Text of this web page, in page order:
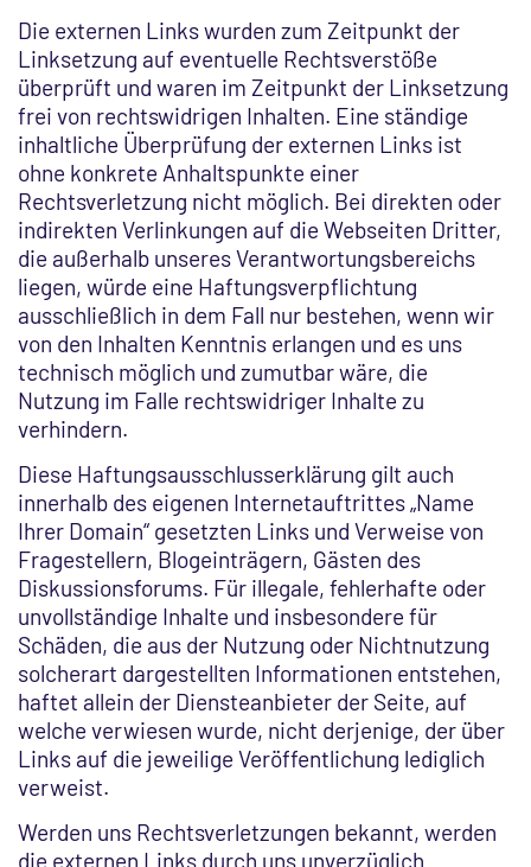
Die externen Links wurden zum Zeitpunkt der
Linksetzung auf eventuelle Rechtsverstöße
überprüft und waren im Zeitpunkt der Linksetzung
frei von rechtswidrigen Inhalten. Eine ständige
inhaltliche Überprüfung der externen Links ist
ohne konkrete Anhaltspunkte einer
Rechtsverletzung nicht möglich. Bei direkten oder
indirekten Verlinkungen auf die Webseiten Dritter,
die außerhalb unseres Verantwortungsbereichs
liegen, würde eine Haftungsverpflichtung
ausschließlich in dem Fall nur bestehen, wenn wir
von den Inhalten Kenntnis erlangen und es uns
technisch möglich und zumutbar wäre, die
Nutzung im Falle rechtswidriger Inhalte zu
verhindern.
Diese Haftungsausschlusserklärung gilt auch
innerhalb des eigenen Internetauftrittes „Name
Ihrer Domain“ gesetzten Links und Verweise von
Fragestellern, Blogeinträgern, Gästen des
Diskussionsforums. Für illegale, fehlerhafte oder
unvollständige Inhalte und insbesondere für
Schäden, die aus der Nutzung oder Nichtnutzung
solcherart dargestellten Informationen entstehen,
haftet allein der Diensteanbieter der Seite, auf
welche verwiesen wurde, nicht derjenige, der über
Links auf die jeweilige Veröffentlichung lediglich
verweist.
Werden uns Rechtsverletzungen bekannt, werden
die externen Links durch uns unverzüglich